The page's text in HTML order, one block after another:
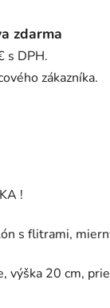
zdarma
s DPH.
zákazníka.
!
s flitrami,
výška 20 cm,